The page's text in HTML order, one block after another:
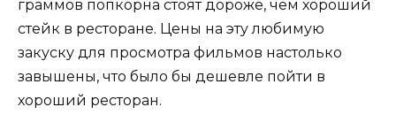
граммов попкорна стоят дороже, чем хороший
стейк в ресторане. Цены на эту любимую
закуску для просмотра фильмов настолько
завышены, что было бы дешевле пойти в
хороший ресторан.